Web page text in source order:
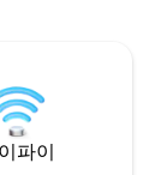
과합니다.또한 좁
에이스나 대형
전하는 데 익숙하
운전하지 않는 것
파이